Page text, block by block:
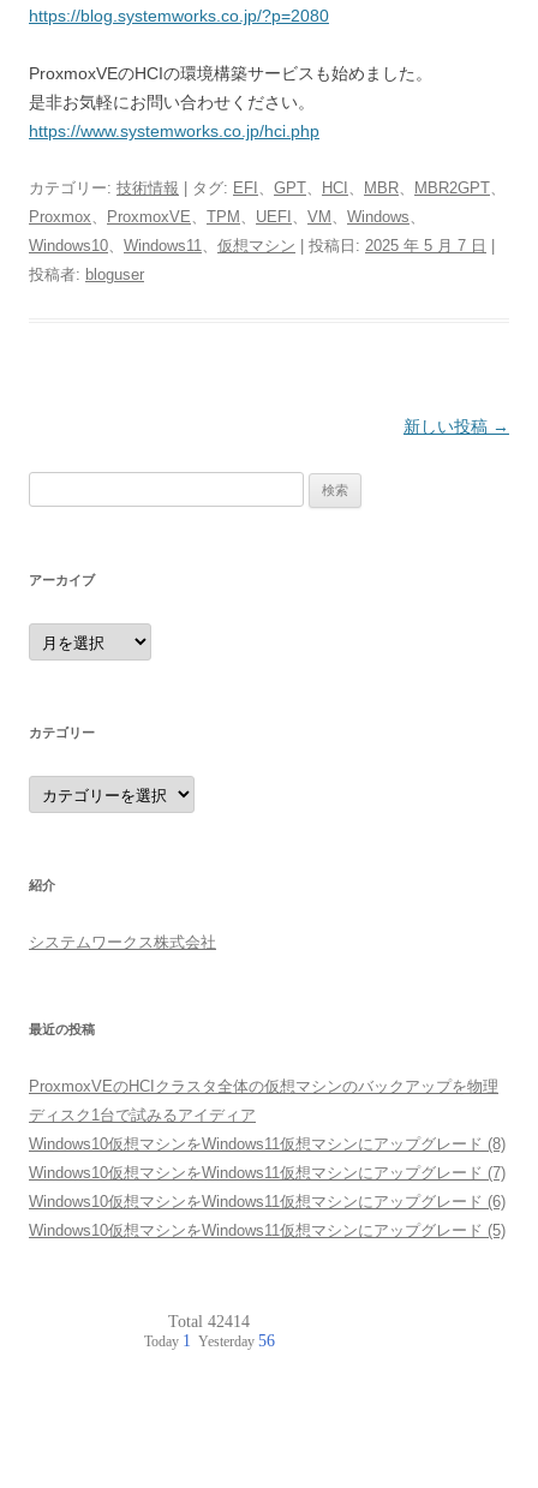
https://blog.systemworks.co.jp/?p=2080
ProxmoxVEのHCIの環境構築サービスも始めました。
是非お気軽にお問い合わせください。
https://www.systemworks.co.jp/hci.php
カテゴリー: 技術情報 | タグ: EFI 、 GPT、 HCI 、 MBR、 MBR2GPT、
Proxmox、 ProxmoxVE、 TPM 、 UEFI 、 VM 、 Windows、
Windows10、 Windows11、 仮想マシン | 投稿日: 2025 年 5 月 7 日
投稿者: bloguser
シ
ョ
新しい投稿 →
アーカイブ
ア
ー
カ
カテゴリー
カ
テ
ゴ
紹介
システムワークス株式会社
最近の投稿
ProxmoxVEのHCIクラスタ全体の仮想マシンのバックアップを物理
ディスク1台で試みるアイディア
Windows10仮想マシンをWindows11仮想マシンにアップグレード (8)
Windows10仮想マシンをWindows11仮想マシンにアップグレード (7)
Windows10仮想マシンをWindows11仮想マシンにアップグレード (6)
Windows10仮想マシンをWindows11仮想マシンにアップグレード (5)